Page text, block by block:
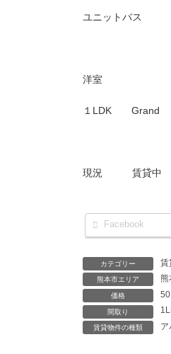
ユニットバス
洋室
１LDK Grand
現況 賃貸中
Facebook
カテゴリー 賃
熊本市エリア 熊
価格
間取り
賃貸物件の種類 ア